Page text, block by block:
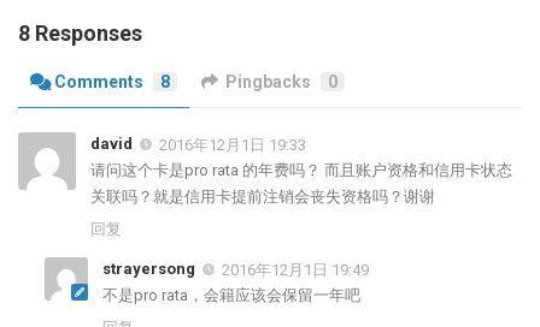
8 Responses
Comments 8 Pingbacks 0
david
2016年12月1日 19:33
请问这个卡是pro rata 的年费吗？ 而且账户资格和信用卡状态
关联吗？就是信用卡提前注销会丧失资格吗？谢谢
回复
strayersong
2016年12月1日 19:49
不是pro rata，会籍应该会保留一年吧